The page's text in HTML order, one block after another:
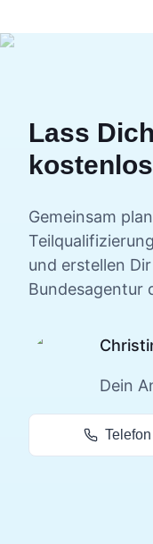
Lass
Gemeinsam
und erstellen
Bundesagentur
Dein
Telefon